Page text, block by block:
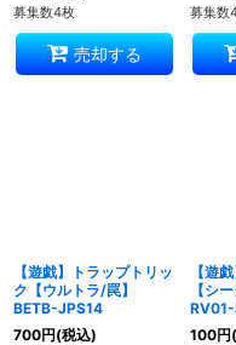
募集数4枚
売却する
募集数
【遊戯】トラップトリッ
ク【ウルトラ/罠】
BETB-JPS14
700円(税込)
【遊
【シ
100円